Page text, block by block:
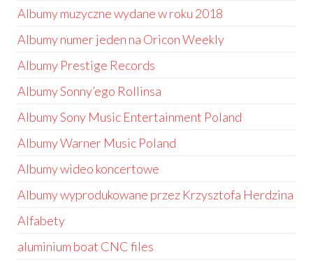
Albumy muzyczne wydane w roku 2018
Albumy numer jeden na Oricon Weekly
Albumy Prestige Records
Albumy Sonny’ego Rollinsa
Albumy Sony Music Entertainment Poland
Albumy Warner Music Poland
Albumy wideo koncertowe
Albumy wyprodukowane przez Krzysztofa Herdzina
Alfabety
aluminium boat CNC files